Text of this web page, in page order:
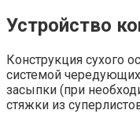
Устройство
Конструкция сухого
системой
засыпки (при
стяжки из